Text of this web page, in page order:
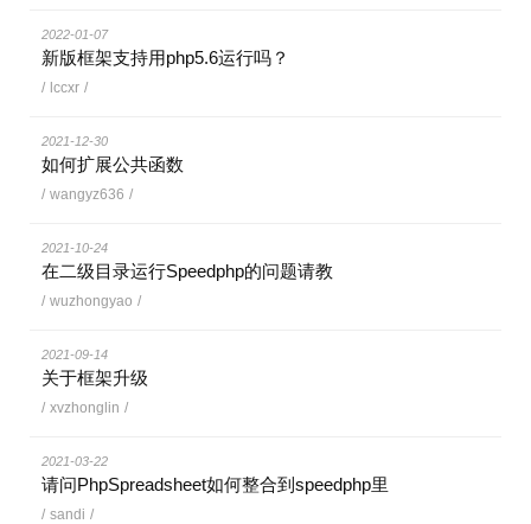
2022-01-07
新版框架支持用php5.6运行吗？
/ lccxr /
2021-12-30
如何扩展公共函数
/ wangyz636 /
2021-10-24
在二级目录运行Speedphp的问题请教
/ wuzhongyao /
2021-09-14
关于框架升级
/ xvzhonglin /
2021-03-22
请问PhpSpreadsheet如何整合到speedphp里
/ sandi /